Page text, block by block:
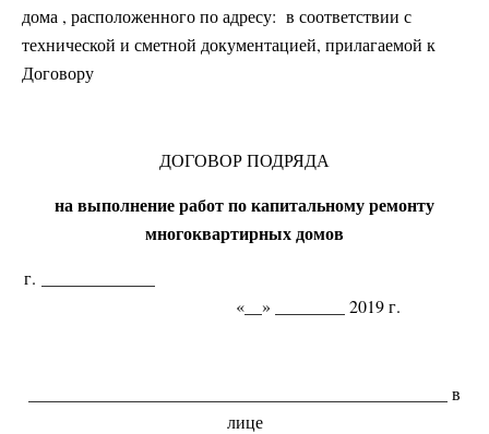
дома , расположенного по адресу: в соответствии с
технической и сметной документацией, прилагаемой к
Договору
ДОГОВОР ПОДРЯДА
на выполнение работ по капитальному ремонту
многоквартирных домов
г. _____________
«__» ________ 2019 г.
________________________________________________ в
лице